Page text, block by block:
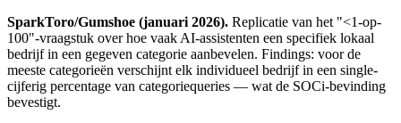
SparkToro/Gumshoe (januari 2026). Replicatie van het "<1-op-
100"-vraagstuk over hoe vaak AI-assistenten een specifiek lokaal
bedrijf in een gegeven categorie aanbevelen. Findings: voor de
meeste categorieën verschijnt elk individueel bedrijf in een single-
cijferig percentage van categoriequeries — wat de SOCi-bevinding
bevestigt.